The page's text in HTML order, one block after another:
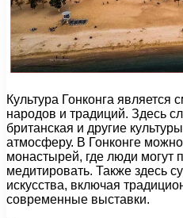
Культура Гонконга
народов и традиций. Здесь
британская и другие
атмосферу. В Гонконге
монастырей, где люди могут
медитировать. Также здесь
искусства, включая
современные выставки.